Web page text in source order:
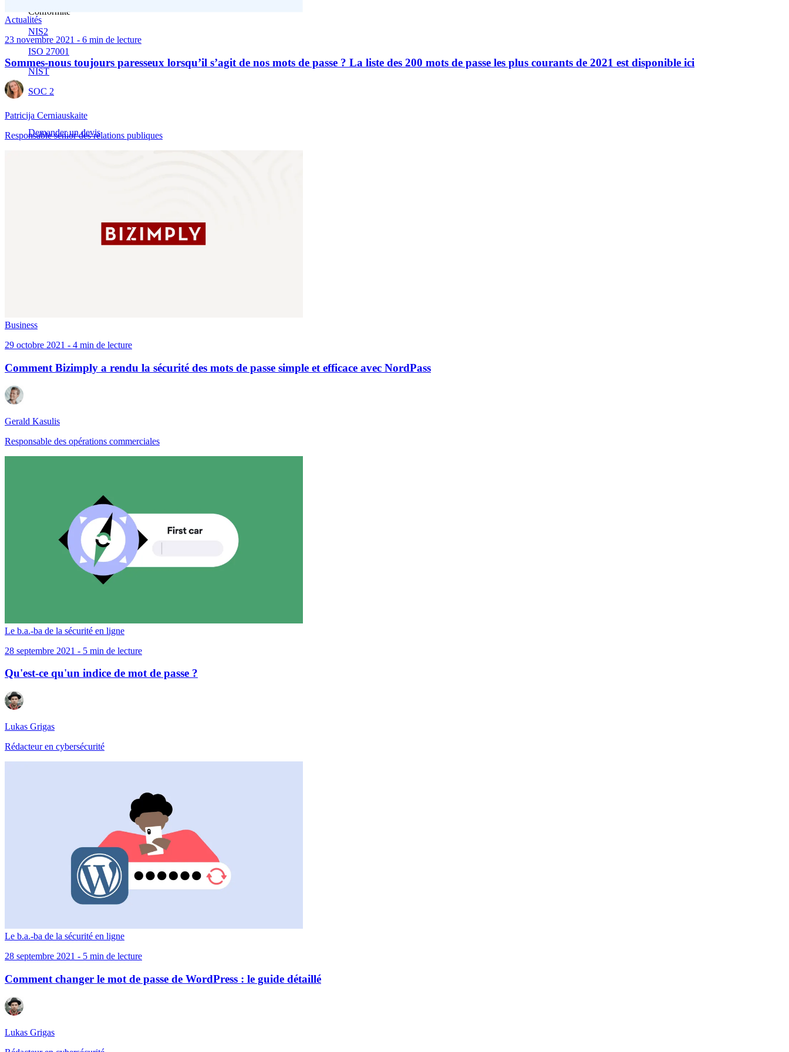
Conformité
NIS2
ISO 27001
NIST
SOC 2
Demander un devis
Actualités
23 novembre 2021 - 6 min de lecture
Sommes-nous toujours paresseux lorsqu’il s’agit de nos mots de passe ? La liste des 200 mots de passe les plus courants de 2021 est disponible ici
Patricija Cerniauskaite
Responsable senior des relations publiques
Business
29 octobre 2021 - 4 min de lecture
Comment Bizimply a rendu la sécurité des mots de passe simple et efficace avec NordPass
Gerald Kasulis
Responsable des opérations commerciales
Le b.a.-ba de la sécurité en ligne
28 septembre 2021 - 5 min de lecture
Qu'est-ce qu'un indice de mot de passe ?
Lukas Grigas
Rédacteur en cybersécurité
Le b.a.-ba de la sécurité en ligne
28 septembre 2021 - 5 min de lecture
Comment changer le mot de passe de WordPress : le guide détaillé
Lukas Grigas